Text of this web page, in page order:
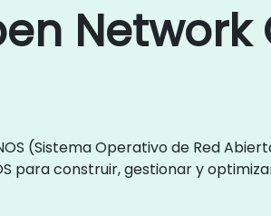
(Sistema Operativo de Red
para construir, gestionar y